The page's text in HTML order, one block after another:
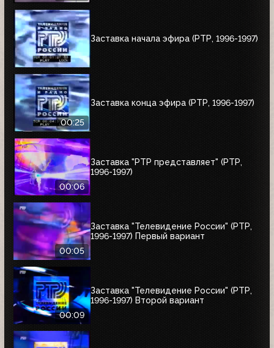
Заставка начала эфира (РТР, 1996-1997)
00:25
Заставка конца эфира (РТР, 1996-1997)
00:06
Заставка "РТР представляет" (РТР,
1996-1997)
00:05
Заставка "Телевидение России" (РТР,
1996-1997) Первый вариант
00:09
Заставка "Телевидение России" (РТР,
1996-1997) Второй вариант